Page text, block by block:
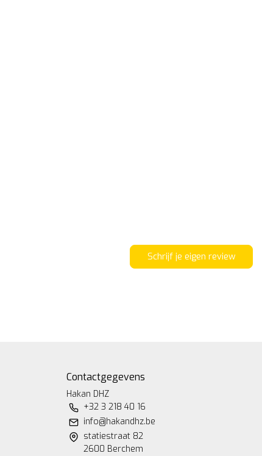
Schrijf je eigen review
Contactgegevens
Hakan DHZ
+32 3 218 40 16
info@hakandhz.be
statiestraat 82
2600 Berchem